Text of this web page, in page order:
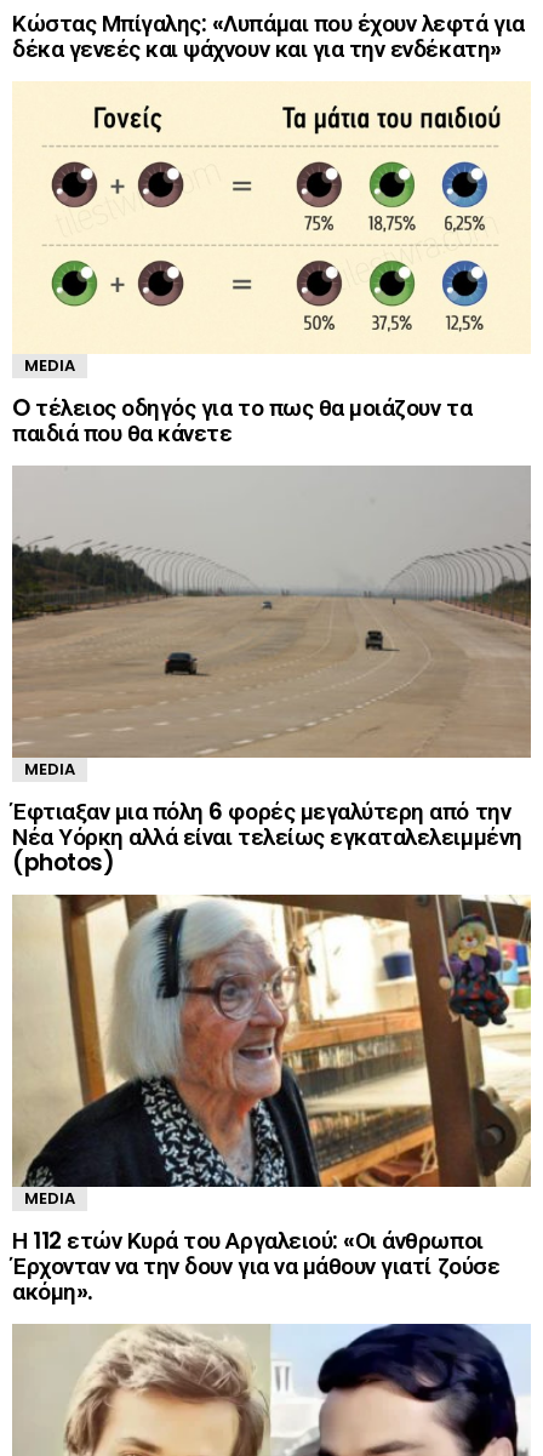
Κώστας Μπίγαλης: «Λυπάμαι που έχουν λεφτά για
δέκα γενεές και ψάχνουν και για την ενδέκατη»
MEDIA
O τέλειος οδηγός για το πως θα μοιάζουν τα
παιδιά που θα κάνετε
MEDIA
Έφτιαξαν μια πόλη 6 φορές μεγαλύτερη από την
Νέα Υόρκη αλλά είναι τελείως εγκαταλελειμμένη
(photos)
MEDIA
Η 112 ετών Κυρά του Αργαλειού: «Οι άνθρωποι
Έρχονταν να την δουν για να μάθουν γιατί ζούσε
ακόμη».